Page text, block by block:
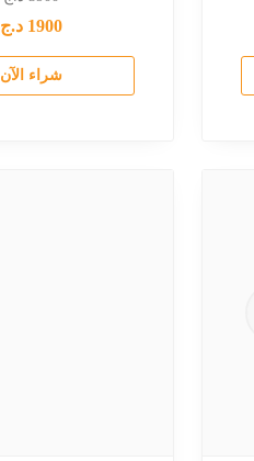
1900 د.ج
شراء الآن